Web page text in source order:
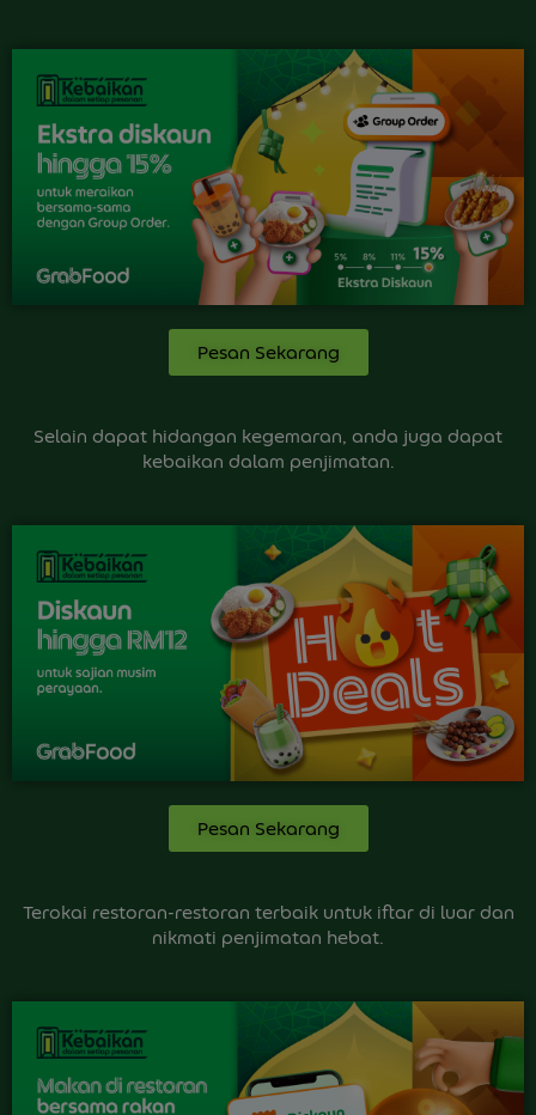
Pesan Sekarang
Selain dapat hidangan kegemaran, anda juga dapat
kebaikan dalam penjimatan.
Pesan Sekarang
Terokai restoran-restoran terbaik untuk iftar di luar dan
nikmati penjimatan hebat.